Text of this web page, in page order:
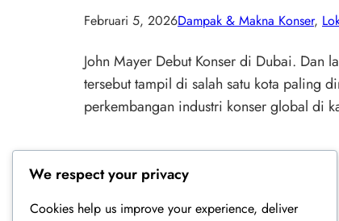
Februari 5, 2026Dampak & Makna Konser,
John Mayer Debut Konser di Dubai. Dan
tersebut tampil di salah satu kota paling
perkembangan industri konser global di
We respect your privacy
Cookies help us improve your experience, deliver